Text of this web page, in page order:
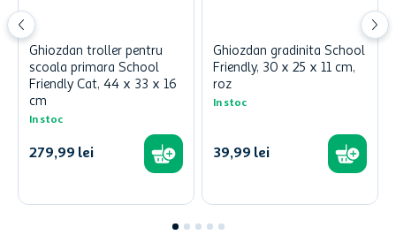
Ghiozdan troller pentru
scoala primara School
Friendly Cat, 44 x 33 x 16
cm
In stoc
279,99 lei
Ghiozdan gradinita School
Friendly, 30 x 25 x 11 cm,
roz
In stoc
39,99 lei